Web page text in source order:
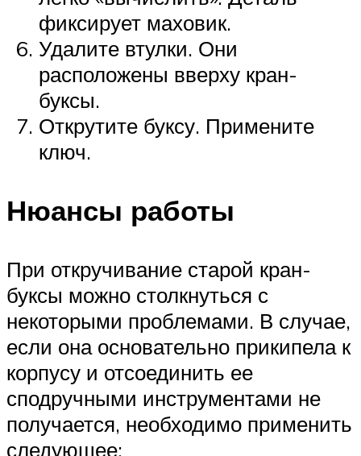
фиксирует маховик.
Удалите втулки. Они
расположены вверху кран-
буксы.
Открутите буксу. Примените
ключ.
Нюансы работы
При откручивание старой кран-
буксы можно столкнуться с
некоторыми проблемами. В случае,
если она основательно прикипела к
корпусу и отсоединить ее
сподручными инструментами не
получается, необходимо применить
следующее: